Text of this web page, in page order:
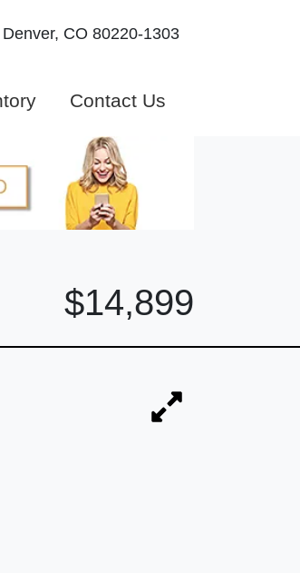
Denver, CO 80220-1303
Contact Us
$14,899